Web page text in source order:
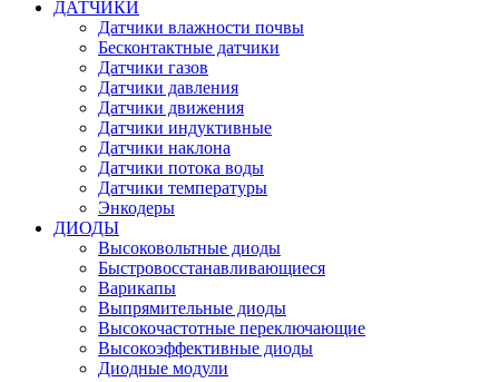
ДАТЧИКИ
Датчики влажности почвы
Бесконтактные датчики
Датчики газов
Датчики давления
Датчики движения
Датчики индуктивные
Датчики наклона
Датчики потока воды
Датчики температуры
Энкодеры
ДИОДЫ
Высоковольтные диоды
Быстровосстанавливающиеся
Варикапы
Выпрямительные диоды
Высокочастотные переключающие
Высокоэффективные диоды
Диодные модули